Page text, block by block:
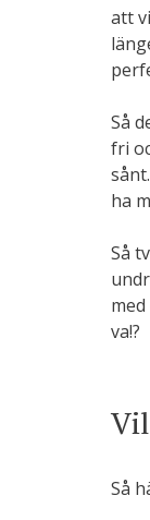
att
Så
fri
ha
Så
va!?
Så